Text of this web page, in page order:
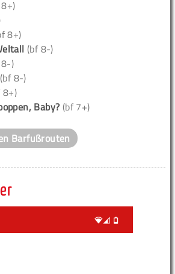
8+)
(bf 8-)
)
(bf 8-)
8+)
Baby? (bf 7+)
Barfußrouten